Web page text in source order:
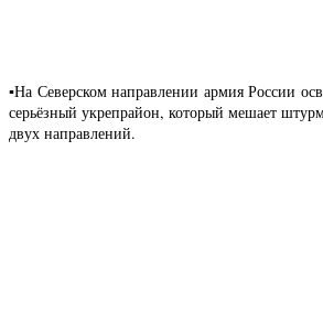
▪️На Северском направлении армия России
серьёзный укрепрайон, который мешает
двух направлений.